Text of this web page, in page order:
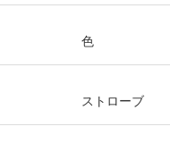
色
ストローブ